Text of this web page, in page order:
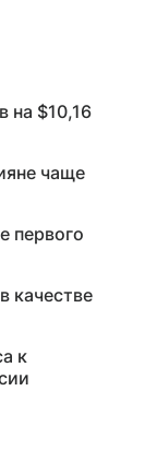
на $10,16
чаще
первого
качестве
к